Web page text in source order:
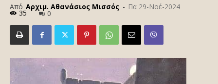
Από Αρχιμ. Αθανάσιος Μισσός - Πα 29-Νοέ-2024
35 0